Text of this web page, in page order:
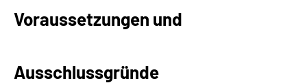
Rente
Voraussetzungen und
Ausschlussgründe